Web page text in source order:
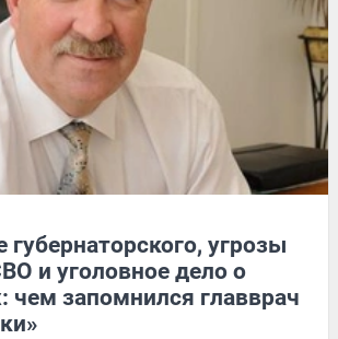
угрозы
и уголовное дело о
чем запомнился главврач